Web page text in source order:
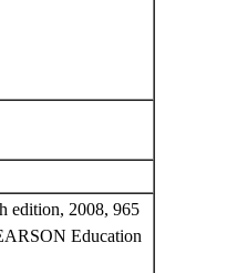
edition, 2008, 965
Education